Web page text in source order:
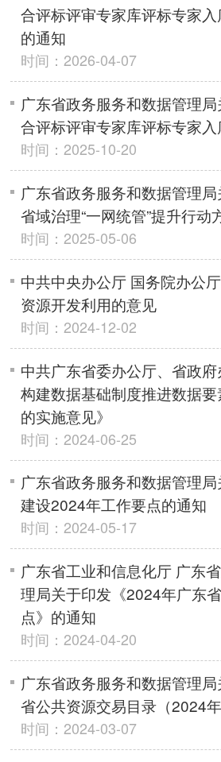
合评标评审专家库评标专家
的通知
时间：2026-04-07
广东省政务服务和数据管理
合评标评审专家库评标专家
时间：2025-10-20
广东省政务服务和数据管理
省域治理“一网统管”提升行动
时间：2025-05-06
中共中央办公厅 国务院办公
资源开发利用的意见
时间：2024-12-02
中共广东省委办公厅、省政
构建数据基础制度推进数据
的实施意见》
时间：2024-06-25
广东省政务服务和数据管理
建设2024年工作要点的通知
时间：2024-05-17
广东省工业和信息化厅 广东
理局关于印发《2024年广东
点》的通知
时间：2024-04-20
广东省政务服务和数据管理
省公共资源交易目录（2024
时间：2024-03-07